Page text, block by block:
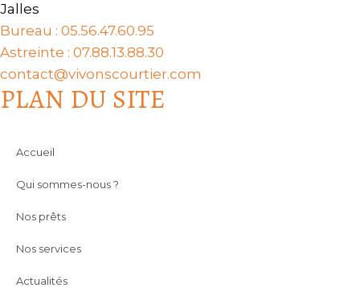
Jalles
Bureau : 05.56.47.60.95
Astreinte : 07.88.13.88.30
contact@vivonscourtier.com
PLAN DU SITE
Accueil
Qui sommes-nous ?
Nos prêts
Nos services
Actualités